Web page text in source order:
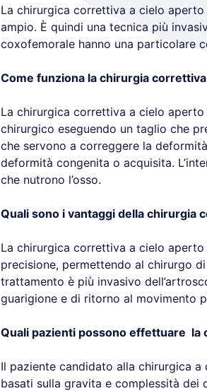
La chirurgica correttiva a cielo
ampio. È quindi una tecnica più
coxofemorale hanno una particolare
Come funziona la chirurgia
La chirurgica correttiva a cielo
chirurgico eseguendo un taglio che
che servono a correggere la
deformità congenita o acquisita.
che nutrono l’osso.
Quali sono i vantaggi della chirurgia
La chirurgica correttiva a cielo
precisione, permettendo al chirurgo
trattamento è più invasivo
guarigione e di ritorno al movimento
Quali pazienti possono effettuare la
Il paziente candidato alla chirurgica
basati sulla gravita e complessità dei